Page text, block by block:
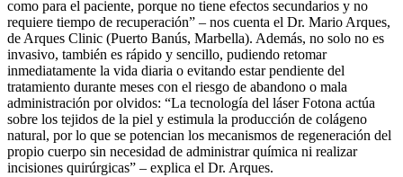
como para el paciente, porque no tiene efectos secundarios y no
requiere tiempo de recuperación” – nos cuenta el Dr. Mario Arques,
de Arques Clinic (Puerto Banús, Marbella). Además, no solo no es
invasivo, también es rápido y sencillo, pudiendo retomar
inmediatamente la vida diaria o evitando estar pendiente del
tratamiento durante meses con el riesgo de abandono o mala
administración por olvidos: “La tecnología del láser Fotona actúa
sobre los tejidos de la piel y estimula la producción de colágeno
natural, por lo que se potencian los mecanismos de regeneración del
propio cuerpo sin necesidad de administrar química ni realizar
incisiones quirúrgicas” – explica el Dr. Arques.